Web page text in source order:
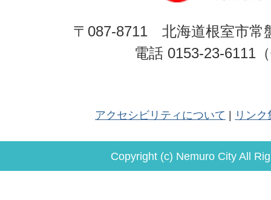
〒087-8711 北海道根室市常
電話 0153-23-6111
アクセシビリティについて リンク
Copyright (c) Nemuro City All